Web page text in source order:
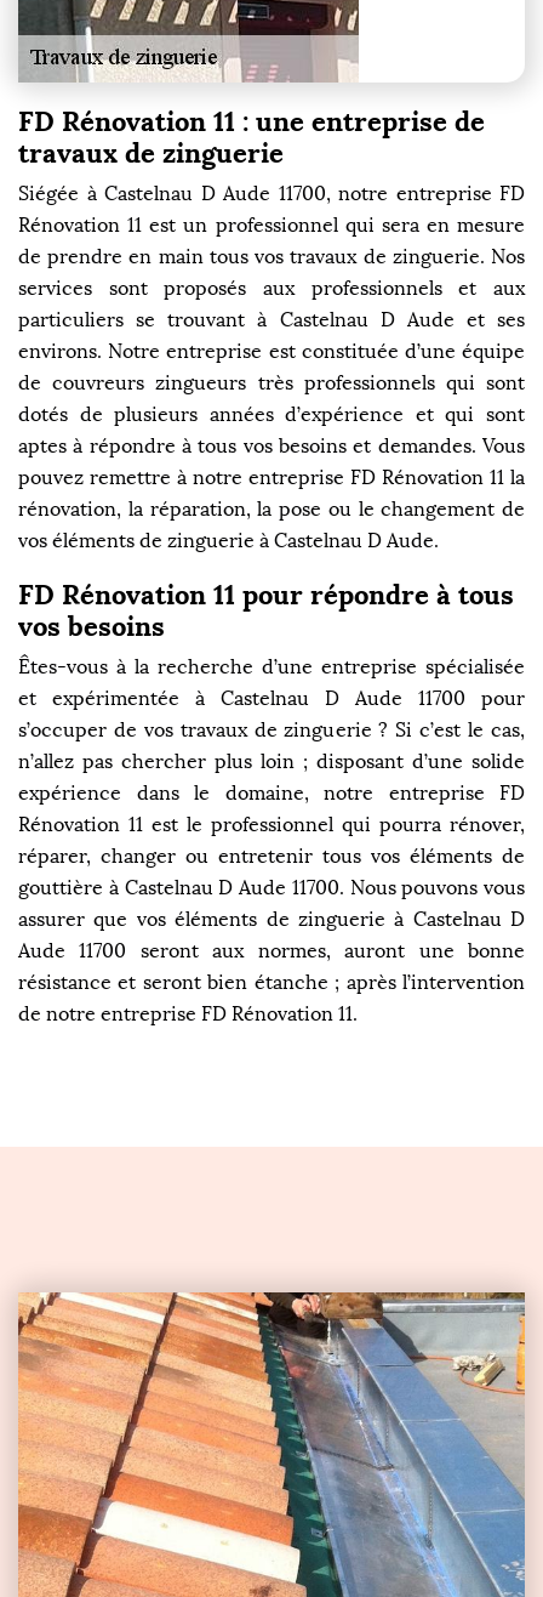
FD Rénovation 11 : une entreprise de
travaux de zinguerie
Siégée à Castelnau D Aude 11700, notre entreprise FD
Rénovation 11 est un professionnel qui sera en mesure
de prendre en main tous vos travaux de zinguerie. Nos
services sont proposés aux professionnels et aux
particuliers se trouvant à Castelnau D Aude et ses
environs. Notre entreprise est constituée d’une équipe
de couvreurs zingueurs très professionnels qui sont
dotés de plusieurs années d’expérience et qui sont
aptes à répondre à tous vos besoins et demandes. Vous
pouvez remettre à notre entreprise FD Rénovation 11 la
rénovation, la réparation, la pose ou le changement de
vos éléments de zinguerie à Castelnau D Aude.
FD Rénovation 11 pour répondre à tous
vos besoins
Êtes-vous à la recherche d’une entreprise spécialisée
et expérimentée à Castelnau D Aude 11700 pour
s’occuper de vos travaux de zinguerie ? Si c’est le cas,
n’allez pas chercher plus loin ; disposant d’une solide
expérience dans le domaine, notre entreprise FD
Rénovation 11 est le professionnel qui pourra rénover,
réparer, changer ou entretenir tous vos éléments de
gouttière à Castelnau D Aude 11700. Nous pouvons vous
assurer que vos éléments de zinguerie à Castelnau D
Aude 11700 seront aux normes, auront une bonne
résistance et seront bien étanche ; après l’intervention
de notre entreprise FD Rénovation 11.